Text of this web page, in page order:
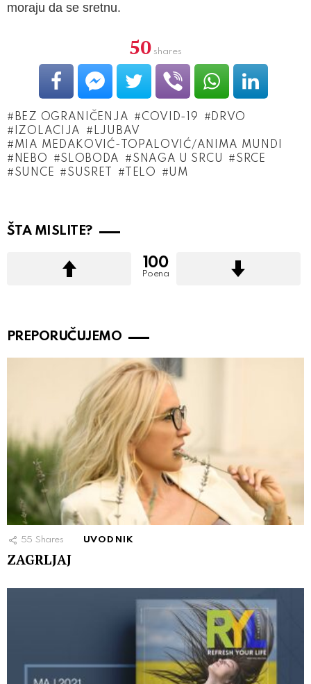
moraju da se sretnu.
50 shares
BEZ OGRANIČENJA COVID-19
DRVO
IZOLACIJA
LJUBAV
MIA MEDAKOVIĆ-TOPALOVIĆ/ANIMA MUNDI
NEBO
SLOBODA SNAGA U SRCU
SRCE
SUNCE
SUSRET TELO UM
ŠTA MISLITE?
100
Poena
PREPORUČUJEMO
55 Shares UVODNIK
ZAGRLJAJ